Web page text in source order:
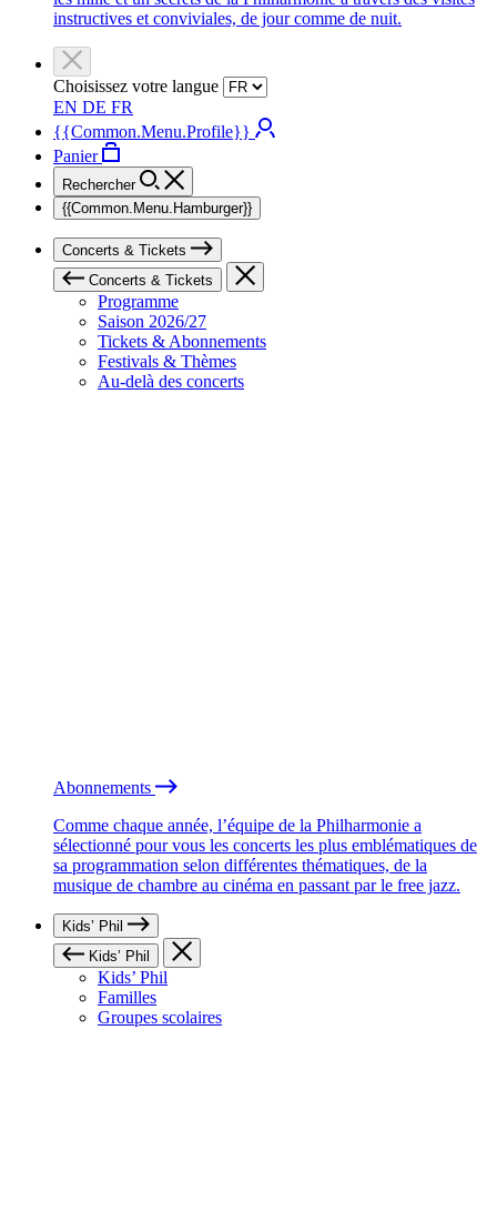
instructives et conviviales, de jour comme de nuit.
Choisissez votre langue
EN DE FR
{{Common.Menu.Profile}}
Panier
Rechercher
{{Common.Menu.Hamburger}}
Concerts & Tickets
Concerts & Tickets
Programme
Saison 2026/27
Tickets & Abonnements
Festivals & Thèmes
Au-delà des concerts
Abonnements
Comme chaque année, l’équipe de la Philharmonie a
sélectionné pour vous les concerts les plus emblématiques de
sa programmation selon différentes thématiques, de la
musique de chambre au cinéma en passant par le free jazz.
Kids’ Phil
Kids’ Phil
Kids’ Phil
Familles
Groupes scolaires